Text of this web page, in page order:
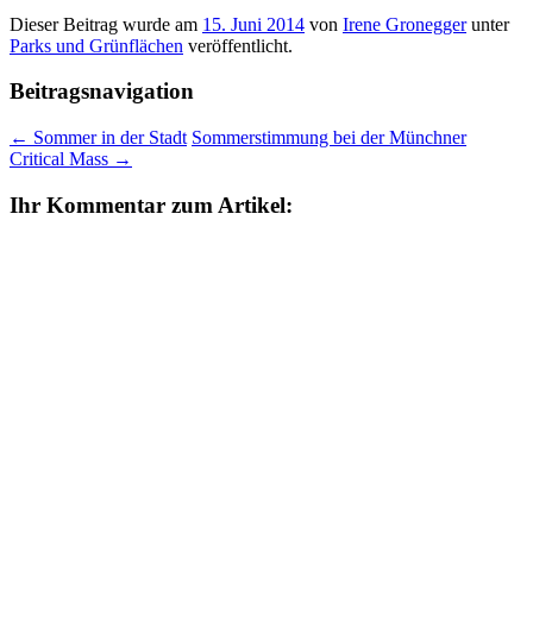
Dieser Beitrag wurde am 15. Juni 2014 von Irene Groneggerunter
Parks und Grünflächen veröffentlicht.
Beitragsnavigation
← Sommer in der Stadt Sommerstimmung bei der Münchner
Critical Mass →
Ihr Kommentar zum Artikel: